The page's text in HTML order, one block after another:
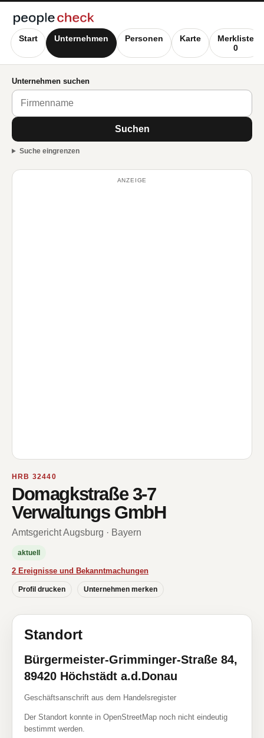
Start Unternehmen Personen Karte
Merkliste
0
Unternehmen suchen
Suchen
Suche eingrenzen
ANZEIGE
HRB 32440
Domagkstraße 3-7
Verwaltungs GmbH
Amtsgericht Augsburg · Bayern
aktuell
2 Ereignisse und Bekanntmachungen
Profil drucken Unternehmen merken
Standort
Bürgermeister-Grimminger-Straße 84,
89420 Höchstädt a.d.Donau
Geschäftsanschrift aus dem Handelsregister
Der Standort konnte in OpenStreetMap noch nicht eindeutig
bestimmt werden.